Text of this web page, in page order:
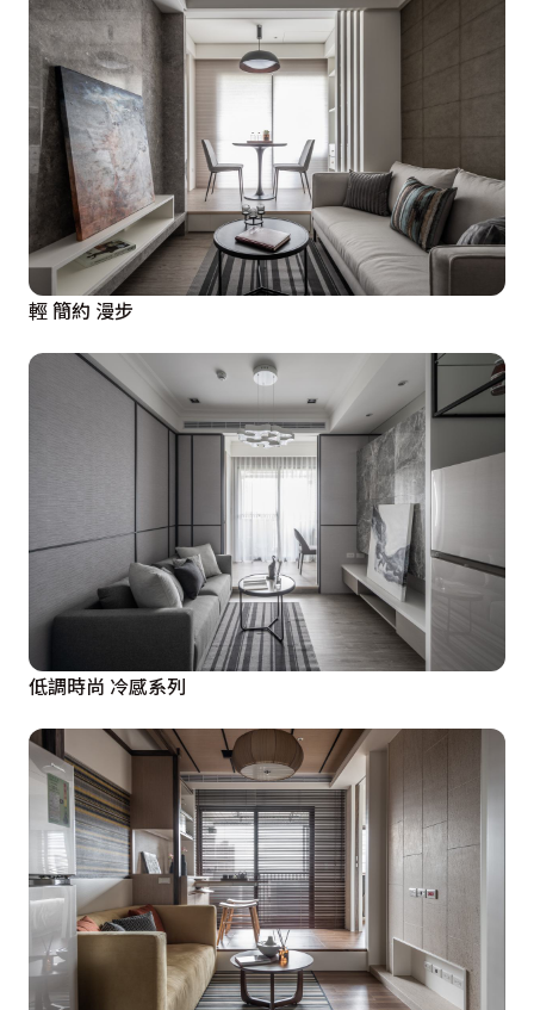
輕 簡約 漫步
低調時尚 冷感系列